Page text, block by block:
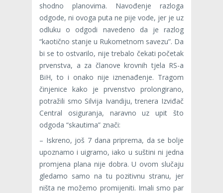
shodno planovima. Navođenje razloga
odgode, ni ovoga puta ne pije vode, jer je uz
odluku o odgodi navedeno da je razlog
“kaotično stanje u Rukometnom savezu”. Da
bi se to ostvarilo, nije trebalo čekati početak
prvenstva, a za članove krovnih tjela RS-a
BiH, to i onako nije iznenađenje. Tragom
činjenice kako je prvenstvo prolongirano,
potražili smo Silvija Ivandiju, trenera Izviđač
Central osiguranja, naravno uz upit što
odgoda “skautima” znači:
– Iskreno, još 7 dana priprema, da se bolje
upoznamo i uigramo, iako u suštini ni jedna
promjena plana nije dobra. U ovom slučaju
gledamo samo na tu pozitivnu stranu, jer
ništa ne možemo promijeniti. Imali smo par